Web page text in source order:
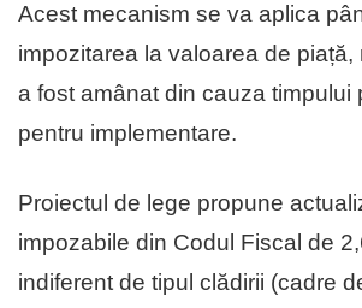
Acest mecanism se va aplica
impozitarea la valoarea de piață,
a fost amânat din cauza timpului
pentru implementare.
Proiectul de lege propune
impozabile din Codul Fiscal de
indiferent de tipul clădirii (cadre